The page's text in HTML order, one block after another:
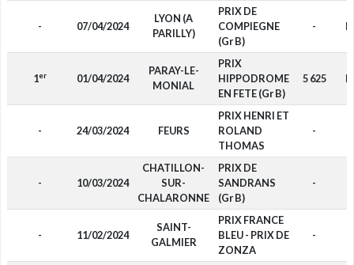
- 07/04/2024
LYON (A
PARILLY)
PRIX DE
COMPIEGNE
(Gr B)
-
1er 01/04/2024
PARAY-LE-
MONIAL
PRIX
HIPPODROME
EN FETE (Gr B)
5 625
- 24/03/2024 FEURS
PRIX HENRI ET
ROLAND
THOMAS
-
- 10/03/2024
CHATILLON-
SUR-
CHALARONNE
PRIX DE
SANDRANS
(Gr B)
-
- 11/02/2024
SAINT-
GALMIER
PRIX FRANCE
BLEU - PRIX DE
ZONZA
-